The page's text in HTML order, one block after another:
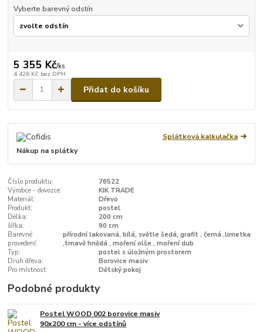
Vyberte barevný odstín
5 355 Kč/ks
4 426 Kč bez DPH
Přidat do košíku
Splátková kalkulačka
Nákup na splátky
Číslo produktu:
76522
Výrobce - dovozce:
KIK TRADE
Materiál:
Dřevo
Produkt:
postel
Délka:
200 cm
šířka:
90 cm
Barevné
provedení:
přírodní lakovaná, bílá, světle šedá, grafit , černá ,limetka
,tmavě hnědá , moření olše , moření dub
Typ:
postel s úložným prostorem
Druh dřeva:
Borovice masiv
Pro místnost:
Dětský pokoj
Podobné produkty
Postel WOOD 002 borovice masiv
90x200 cm - více odstínů